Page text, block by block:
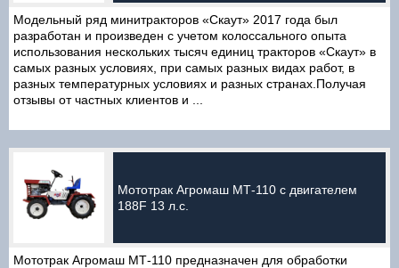
Модельный ряд минитракторов «Скаут» 2017 года был
разработан и произведен с учетом колоссального опыта
использования нескольких тысяч единиц тракторов «Скаут» в
самых разных условиях, при самых разных видах работ, в
разных температурных условиях и разных странах.Получая
отзывы от частных клиентов и ...
Мототрак Агромаш МТ-110 с двигателем
188F 13 л.с.
Мототрак Агромаш МТ-110 предназначен для обработки